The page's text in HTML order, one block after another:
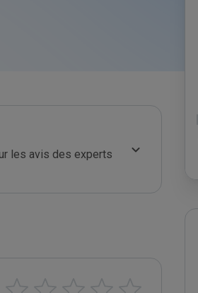
les avis des experts